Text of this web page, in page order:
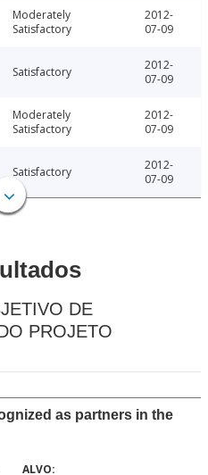
Moderately
Satisfactory
2012-
07-09
Satisfactory
2012-
07-09
Moderately
Satisfactory
2012-
07-09
Satisfactory
2012-
07-09
DE
PROJETO
as partners in the